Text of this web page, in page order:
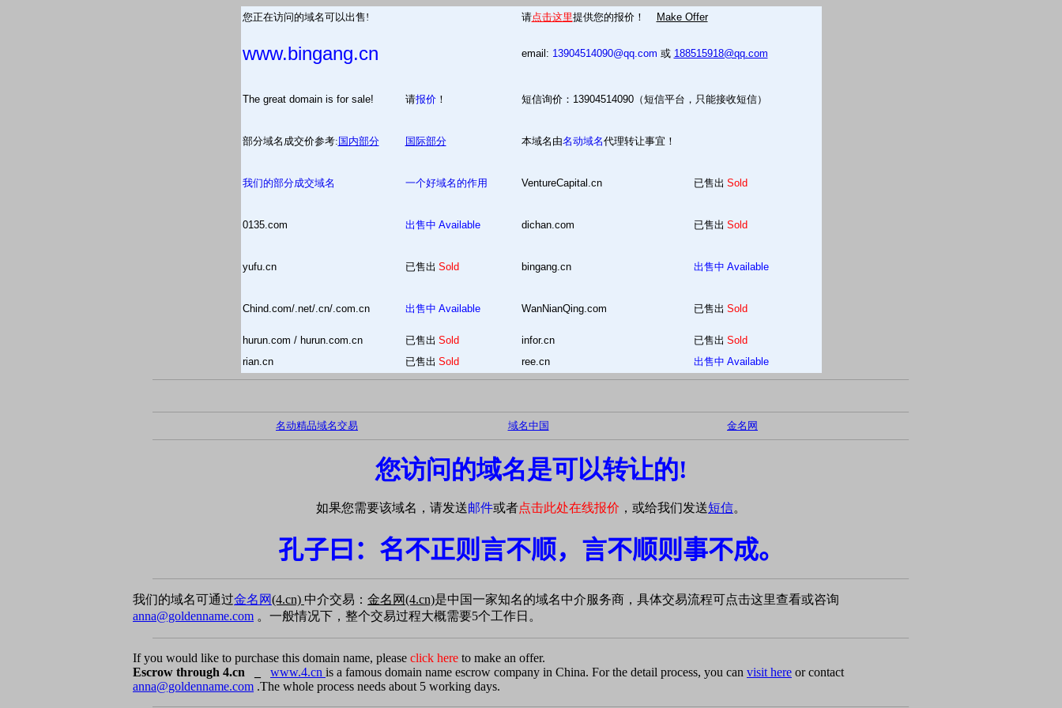
您正在访问的域名可以出售! 请点击这里提供您的报价！ Make Offer
www.bingang.cn email: 13904514090@qq.com 或 188515918@qq.com
The great domain is for sale! 请报价！ 短信询价：13904514090（短信平台，只能接收短信）
部分域名成交价参考: 国内部分 国际部分 本域名由名动域名代理转让事宜！
我们的部分成交域名 一个好域名的作用 VentureCapital.cn 已售出 Sold
0135.com 出售中 Available dichan.com 已售出 Sold
yufu.cn 已售出 Sold bingang.cn 出售中 Available
Chind.com/.net/.cn/.com.cn 出售中 Available WanNianQing.com 已售出 Sold
hurun.com / hurun.com.cn 已售出 Sold infor.cn 已售出 Sold
rian.cn
已售出 Sold ree.cn 出售中 Available
名动精品域名交易 域名中国 金名网
您访问的域名是可以转让的!
如果您需要该域名，请发送邮件或者点击此处在线报价 ，或给我们发送短信。
孔子曰：名不正则言不顺，言不顺则事不成。
我们的域名可通过金名网(4.cn) 中介交易： 金名网(4.cn)是中国一家知名的域名中介服务商，具体交易流程可点击这里查看或咨询
anna@goldenname.com 。一般情况下，整个交易过程大概需要5个工作日。
If you would like to purchase this domain name, please click here to make an offer.
Escrow through 4.cn _ www.4.cn is a famous domain name escrow company in China. For the detail process, you can visit here or contact
anna@goldenname.com .The whole process needs about 5 working days.